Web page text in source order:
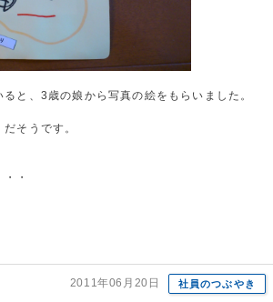
と、3歳の娘から写真の絵をもらいました。
そうです。
・
2011年06月20日 社員のつぶやき